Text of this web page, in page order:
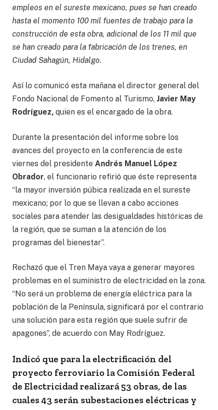
empleos en el sureste mexicano, pues se han creado
hasta el momento 100 mil fuentes de trabajo para la
construcción de esta obra, adicional de los 11 mil que
se han creado para la fabricación de los trenes, en
Ciudad Sahagún, Hidalgo.
Así lo comunicó esta mañana el director general del
Fondo Nacional de Fomento al Turismo, Javier May
Rodríguez, quien es el encargado de la obra.
Durante la presentación del informe sobre los
avances del proyecto en la conferencia de este
viernes del presidente Andrés Manuel López
Obrador, el funcionario refirió que éste representa
“la mayor inversión púbica realizada en el sureste
mexicano; por lo que se llevan a cabo acciones
sociales para atender las desigualdades históricas de
la región, que se suman a la atención de los
programas del bienestar”.
Rechazó que el Tren Maya vaya a generar mayores
problemas en el suministro de electricidad en la zona.
“No será un problema de energía eléctrica para la
población de la Península, significará por el contrario
una solución para esta región que suele sufrir de
apagones”, de acuerdo con May Rodríguez.
Indicó que para la electrificación del
proyecto ferroviario la Comisión Federal
de Electricidad realizará 53 obras, de las
cuales 43 serán subestaciones eléctricas y